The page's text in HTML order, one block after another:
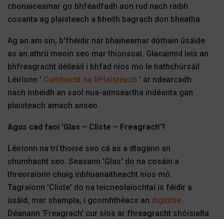
chonaiceamar go bhféadfadh aon rud nach raibh
cosanta ag plaisteach a bheith bagrach don bheatha.
Ag an am sin, b'fhéidir nár bhaineamar dóthain úsáide
as an athrú meoin seo mar thionscal. Glacaimid leis an
bhfreagracht déileáil i bhfad níos mó le hathchúrsáil.
Léiríonn ' Cumhacht na bPlaisteach ' ár ndearcadh
nach mbeidh an saol nua-aimseartha indéanta gan
plaisteach amach anseo.
Agus cad faoi 'Glas – Cliste – Freagrach'?
Léiríonn na trí thoise seo cá as a dtagann an
chumhacht seo. Seasann 'Glas' do na cosáin a
threoraíonn chuig inbhuanaitheacht níos mó.
Tagraíonn 'Cliste' do na teicneolaíochtaí is féidir a
úsáid, mar shampla, i gcomhthéacs an digitithe .
Déanann 'Freagrach' cur síos ar fhreagracht shóisialta